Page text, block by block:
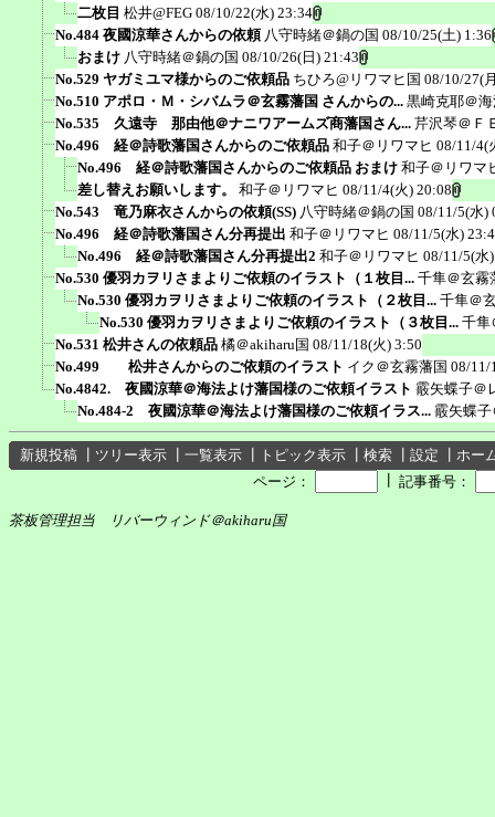
二枚目 松井@FEG 08/10/22(水) 23:34
No.484 夜國涼華さんからの依頼 八守時緒＠鍋の国 08/10/25(土) 1:36
おまけ 八守時緒＠鍋の国 08/10/26(日) 21:43
No.529 ヤガミユマ様からのご依頼品 ちひろ@リワマヒ国 08/10/27(
No.510 アポロ・Ｍ・シバムラ＠玄霧藩国 さんからの... 黒崎克耶＠
No.535 久遠寺 那由他＠ナニワアームズ商藩国さん... 芹沢琴＠Ｆ
No.496 経＠詩歌藩国さんからのご依頼品 和子＠リワマヒ 08/11/4(
No.496 経＠詩歌藩国さんからのご依頼品 おまけ 和子＠リワマ
差し替えお願いします。
和子＠リワマヒ 08/11/4(火) 20:08
No.543 竜乃麻衣さんからの依頼(SS) 八守時緒＠鍋の国 08/11/5(水)
No.496 経＠詩歌藩国さん分再提出 和子＠リワマヒ 08/11/5(水)
No.496 経＠詩歌藩国さん分再提出2 和子＠リワマヒ 08/11/5(水
No.530 優羽カヲリさまよりご依頼のイラスト（１枚目... 千隼＠玄霧
No.530 優羽カヲリさまよりご依頼のイラスト（２枚目... 千隼＠
No.530 優羽カヲリさまよりご依頼のイラスト（３枚目... 千隼
No.531 松井さんの依頼品 橘＠akiharu国 08/11/18(火) 3:50
No.499 松井さんからのご依頼のイラスト イク＠玄霧藩国 08/11/
No.4842. 夜國涼華＠海法よけ藩国様のご依頼イラスト 霰矢蝶子＠
No.484-2 夜國涼華＠海法よけ藩国様のご依頼イラス... 霰矢蝶
新規投稿 ツリー表示 一覧表示 トピック表示 検索 設定
ホー
ページ：
記事番号：
茶板管理担当 リバーウィンド＠akiharu国